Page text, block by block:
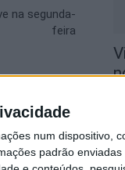
num dispositivo,
padrão
na segunda-
feira